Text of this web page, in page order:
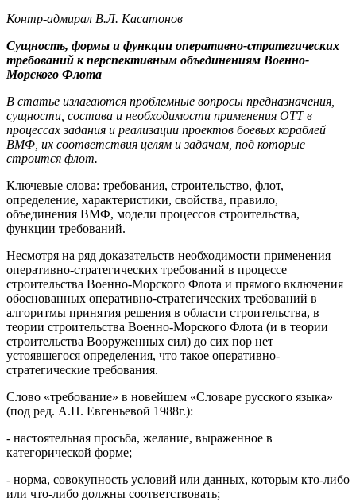
Контр-адмирал В.Л. Касатонов
Сущность, формы и функции оперативно-стратегических
требований к перспективным объединениям Военно-
Морского Флота
В статье излагаются проблемные вопросы предназначения,
сущности, состава и необходимости применения ОТТ в
процессах задания и реализации проектов боевых кораблей
ВМФ, их соответствия целям и задачам, под которые
строится флот.
Ключевые слова: требования, строительство, флот,
определение, характеристики, свойства, правило,
объединения ВМФ, модели процессов строительства,
функции требований.
Несмотря на ряд доказательств необходимости применения
оперативно-стратегических требований в процессе
строительства Военно-Морского Флота и прямого включения
обоснованных оперативно-стратегических требований в
алгоритмы принятия решения в области строительства, в
теории строительства Военно-Морского Флота (и в теории
строительства Вооруженных сил) до сих пор нет
устоявшегося определения, что такое оперативно-
стратегические требования.
Слово «требование» в новейшем «Словаре русского языка»
(под ред. А.П. Евгеньевой 1988г.):
- настоятельная просьба, желание, выраженное в
категорической форме;
- норма, совокупность условий или данных, которым кто-либо
или что-либо должны соответствовать;